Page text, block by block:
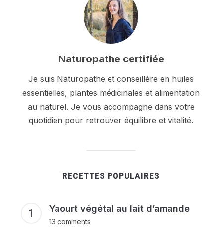
Naturopathe certifiée
Je suis Naturopathe et conseillère en huiles
essentielles, plantes médicinales et alimentation
au naturel. Je vous accompagne dans votre
quotidien pour retrouver équilibre et vitalité.
RECETTES POPULAIRES
Yaourt végétal au lait d’amande
13 comments